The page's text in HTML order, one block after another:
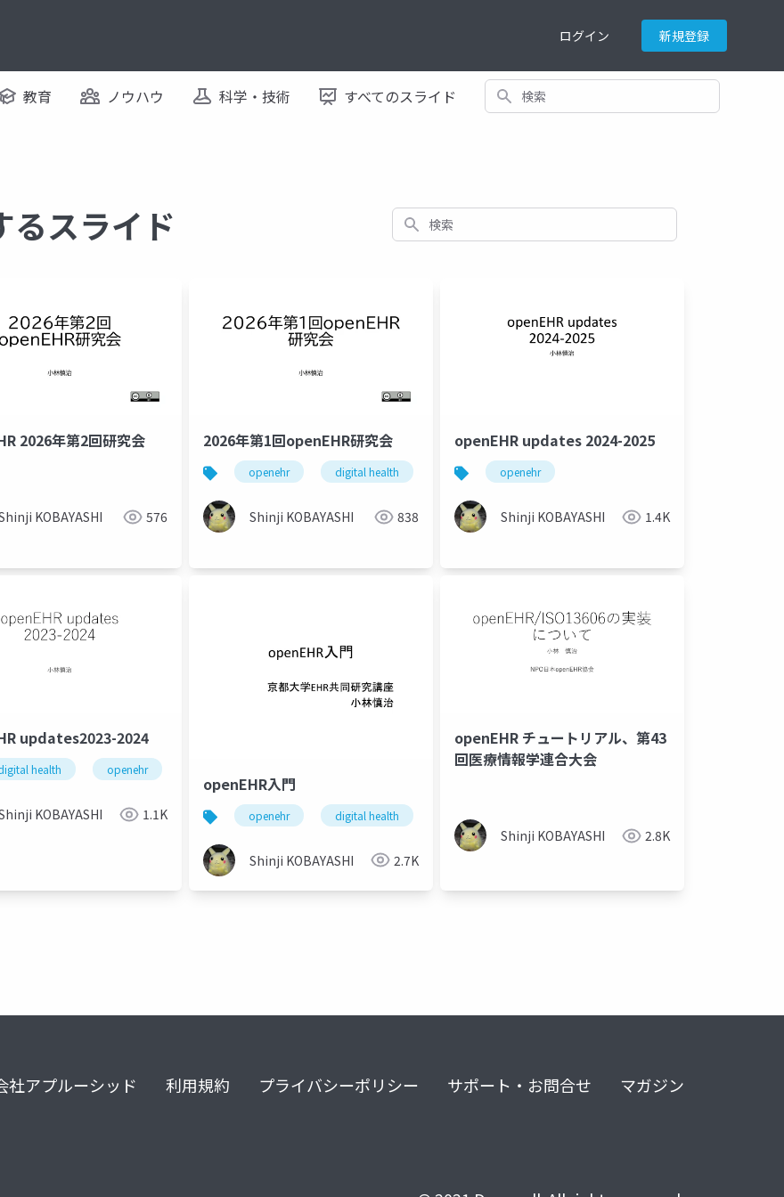
ログイン 新規登録
教育 ノウハウ 科学・技術 すべてのスライド 検索
スライド 検索
2026年第2回研究会
KOBAYASHI 576
2026年第1回openEHR研究会
openehr digital health
Shinji KOBAYASHI 838
openEHR updates 2024-2025
openehr
Shinji KOBAYASHI 1.4K
updates2023-2024
health openehr
KOBAYASHI 1.1K
openEHR入門
openehr digital health
Shinji KOBAYASHI 2.7K
openEHR チュートリアル、第43
回医療情報学連合大会
Shinji KOBAYASHI 2.8K
社アプルーシッド 利用規約 プライバシーポリシー サポート・お問合せ マガジン